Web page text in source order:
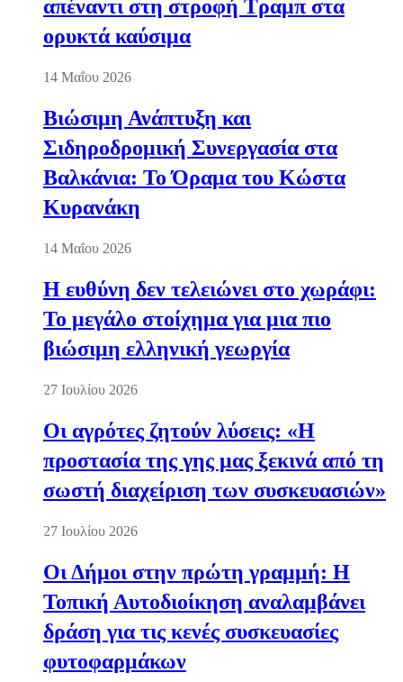
απέναντι στη στροφή Τραμπ στα
ορυκτά καύσιμα
14 Μαΐου 2026
Βιώσιμη Ανάπτυξη και
Σιδηροδρομική Συνεργασία στα
Βαλκάνια: Το Όραμα του Κώστα
Κυρανάκη
14 Μαΐου 2026
Η ευθύνη δεν τελειώνει στο χωράφι:
Το μεγάλο στοίχημα για μια πιο
βιώσιμη ελληνική γεωργία
27 Ιουλίου 2026
Οι αγρότες ζητούν λύσεις: «Η
προστασία της γης μας ξεκινά από τη
σωστή διαχείριση των συσκευασιών»
27 Ιουλίου 2026
Οι Δήμοι στην πρώτη γραμμή: Η
Τοπική Αυτοδιοίκηση αναλαμβάνει
δράση για τις κενές συσκευασίες
φυτοφαρμάκων